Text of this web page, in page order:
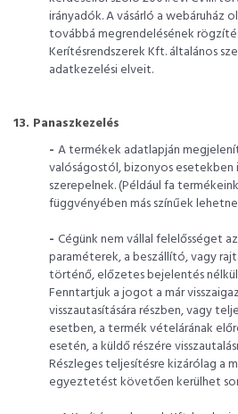
irányadók. A vásárló a webáruház
továbbá megrendelésének
Kerítésrendszerek Kft. általános
adatkezelési elveit.
13. Panaszkezelés
- A termékek adatlapján
valóságostól, bizonyos
szerepelnek. (Például fa
függvényében más színűek
- Cégünk nem vállal felelősséget
paraméterek, a beszállító, vagy
történő, előzetes bejelentés
Fenntartjuk a jogot a már
visszautasítására részben, vagy
esetben, a termék vételárának
esetén, a küldő részére
Részleges teljesítésre kizárólag a
egyeztetést követően kerülhet